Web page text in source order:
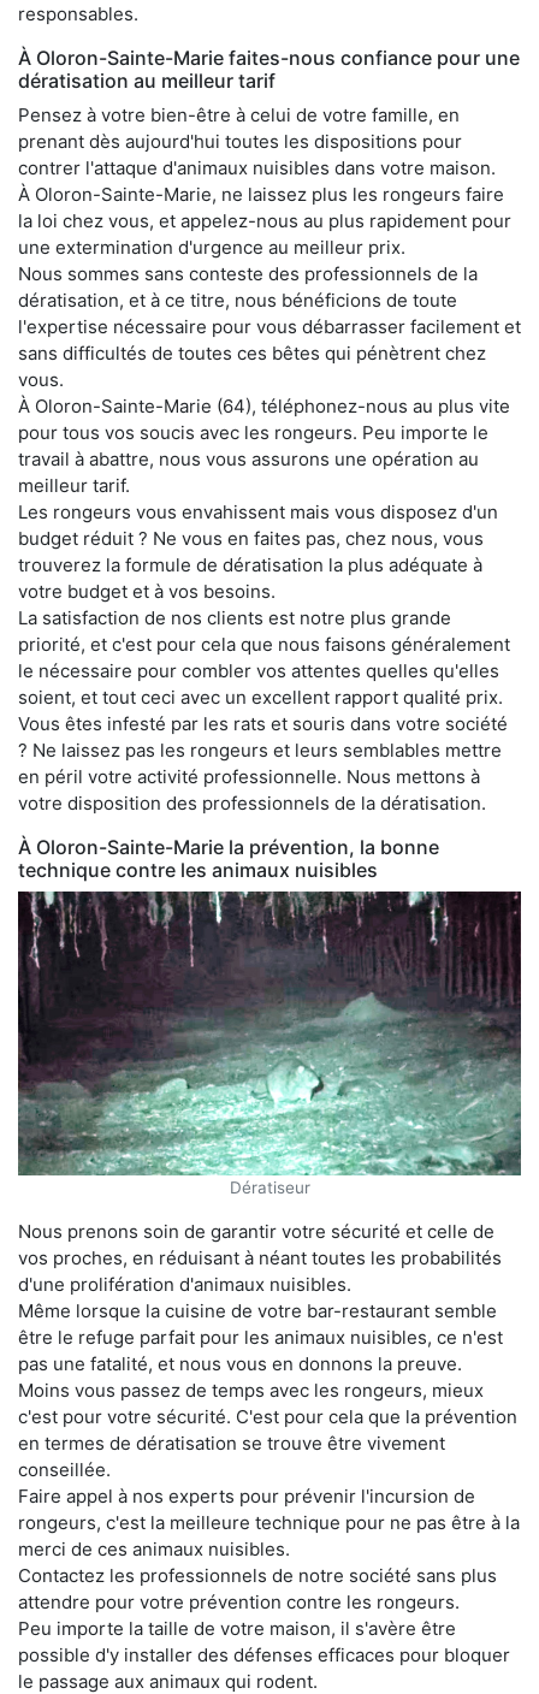
responsables.
À Oloron-Sainte-Marie faites-nous confiance pour une
dératisation au meilleur tarif
Pensez à votre bien-être à celui de votre famille, en
prenant dès aujourd'hui toutes les dispositions pour
contrer l'attaque d'animaux nuisibles dans votre maison.
À Oloron-Sainte-Marie, ne laissez plus les rongeurs faire
la loi chez vous, et appelez-nous au plus rapidement pour
une extermination d'urgence au meilleur prix.
Nous sommes sans conteste des professionnels de la
dératisation, et à ce titre, nous bénéficions de toute
l'expertise nécessaire pour vous débarrasser facilement et
sans difficultés de toutes ces bêtes qui pénètrent chez
vous.
À Oloron-Sainte-Marie (64), téléphonez-nous au plus vite
pour tous vos soucis avec les rongeurs. Peu importe le
travail à abattre, nous vous assurons une opération au
meilleur tarif.
Les rongeurs vous envahissent mais vous disposez d'un
budget réduit ? Ne vous en faites pas, chez nous, vous
trouverez la formule de dératisation la plus adéquate à
votre budget et à vos besoins.
La satisfaction de nos clients est notre plus grande
priorité, et c'est pour cela que nous faisons généralement
le nécessaire pour combler vos attentes quelles qu'elles
soient, et tout ceci avec un excellent rapport qualité prix.
Vous êtes infesté par les rats et souris dans votre société
? Ne laissez pas les rongeurs et leurs semblables mettre
en péril votre activité professionnelle. Nous mettons à
votre disposition des professionnels de la dératisation.
À Oloron-Sainte-Marie la prévention, la bonne
technique contre les animaux nuisibles
Dératiseur
Nous prenons soin de garantir votre sécurité et celle de
vos proches, en réduisant à néant toutes les probabilités
d'une prolifération d'animaux nuisibles.
Même lorsque la cuisine de votre bar-restaurant semble
être le refuge parfait pour les animaux nuisibles, ce n'est
pas une fatalité, et nous vous en donnons la preuve.
Moins vous passez de temps avec les rongeurs, mieux
c'est pour votre sécurité. C'est pour cela que la prévention
en termes de dératisation se trouve être vivement
conseillée.
Faire appel à nos experts pour prévenir l'incursion de
rongeurs, c'est la meilleure technique pour ne pas être à la
merci de ces animaux nuisibles.
Contactez les professionnels de notre société sans plus
attendre pour votre prévention contre les rongeurs.
Peu importe la taille de votre maison, il s'avère être
possible d'y installer des défenses efficaces pour bloquer
le passage aux animaux qui rodent.